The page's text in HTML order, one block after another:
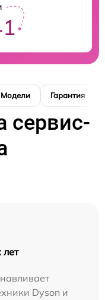
Модели Гарантия
сервис-
Dyson и